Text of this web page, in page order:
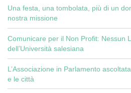
Una festa, una tombolata, più di un
nostra missione
Comunicare per il Non Profit: Nessun
dell’Università salesiana
L’Associazione in Parlamento
e le città